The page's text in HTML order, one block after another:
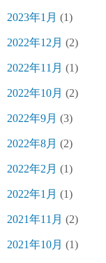
2023年1月 (1)
2022年12月 (2)
2022年11月 (1)
2022年10月 (2)
2022年9月 (3)
2022年8月 (2)
2022年2月 (1)
2022年1月 (1)
2021年11月 (2)
2021年10月 (1)